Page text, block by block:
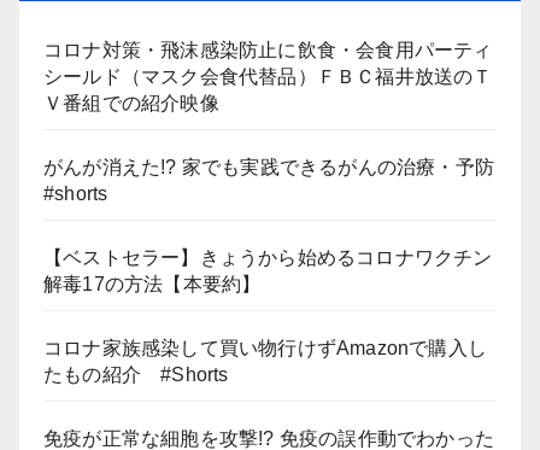
コロナ対策・飛沫感染防止に飲食・会食用パーティ
シールド（マスク会食代替品）ＦＢＣ福井放送のＴ
Ｖ番組での紹介映像
がんが消えた!? 家でも実践できるがんの治療・予防
#shorts
【ベストセラー】きょうから始めるコロナワクチン
解毒17の方法【本要約】
コロナ家族感染して買い物行けずAmazonで購入し
たもの紹介 #Shorts
免疫が正常な細胞を攻撃!? 免疫の誤作動でわかった